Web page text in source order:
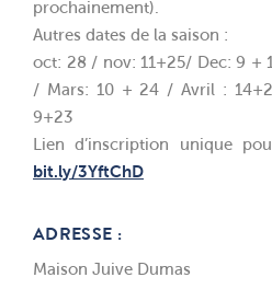
prochainement).
Autres dates de la saison :
oct: 28 / nov: 11+25/ Dec: 9 +
/ Mars: 10 + 24 / Avril :
9+23
Lien d’inscription unique
bit.ly/3YftChD
ADRESSE :
Maison Juive Dumas